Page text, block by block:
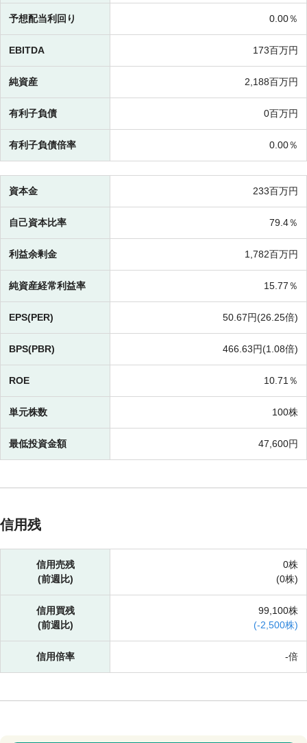
予想配当利回り 0.00％
EBITDA 173百万円
純資産 2,188百万円
有利子負債 0百万円
有利子負債倍率 0.00％
資本金 233百万円
自己資本比率 79.4％
利益余剰金 1,782百万円
純資産経常利益率 15.77％
EPS(PER) 50.67円(26.25倍)
BPS(PBR) 466.63円(1.08倍)
ROE 10.71％
単元株数 100株
最低投資金額 47,600円
信用残
信用売残
(前週比)
0株
(0株)
信用買残
(前週比)
99,100株
(-2,500株)
信用倍率 -倍